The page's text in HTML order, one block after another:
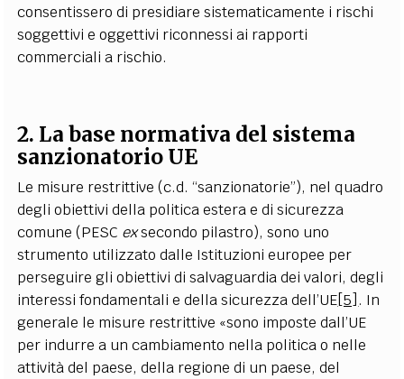
consentissero di presidiare sistematicamente i rischi
soggettivi e oggettivi riconnessi ai rapporti
commerciali a rischio.
2. La base normativa del sistema
sanzionatorio UE
Le misure restrittive (c.d. “sanzionatorie”), nel quadro
degli obiettivi della politica estera e di sicurezza
comune (PESC exsecondo pilastro), sono uno
strumento utilizzato dalle Istituzioni europee per
perseguire gli obiettivi di salvaguardia dei valori, degli
interessi fondamentali e della sicurezza dell’UE[5] . In
generale le misure restrittive «sono imposte dall’UE
per indurre a un cambiamento nella politica o nelle
attività del paese, della regione di un paese, del